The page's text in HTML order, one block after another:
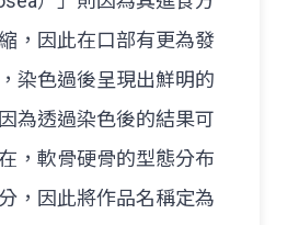
，因此在口部有更為發
染色過後呈現出鮮明的
為透過染色後的結果可
，軟骨硬骨的型態分布
，因此將作品名稱定為